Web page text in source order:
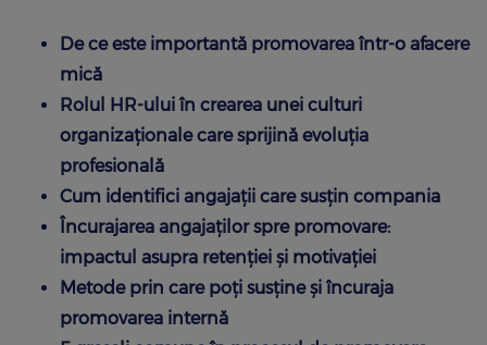
De ce este importantă promovarea într-o afacere
mică
Rolul HR-ului în crearea unei culturi
organizaționale care sprijină evoluția
profesională
Cum identifici angajații care susțin compania
Încurajarea angajaților spre promovare:
impactul asupra retenției și motivației
Metode prin care poți susține și încuraja
promovarea internă